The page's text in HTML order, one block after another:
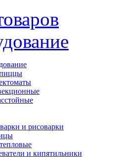
и рисоварки
и кипятильники